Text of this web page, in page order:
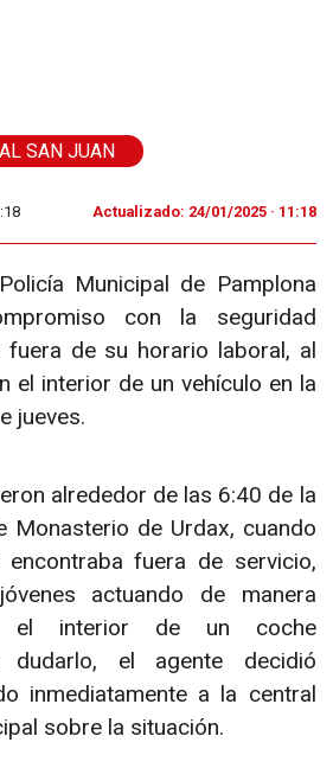
SAN JUAN
Actualizado: 24/01/2025 · 11:18
Municipal de Pamplona
con la seguridad
fuera de su horario laboral, al
el interior de un vehículo en la
jueves.
alrededor de las 6:40 de la
Monasterio de Urdax, cuando
fuera de servicio,
actuando de manera
el interior de un coche
dudarlo, el agente decidió
inmediatamente a la central
sobre la situación.